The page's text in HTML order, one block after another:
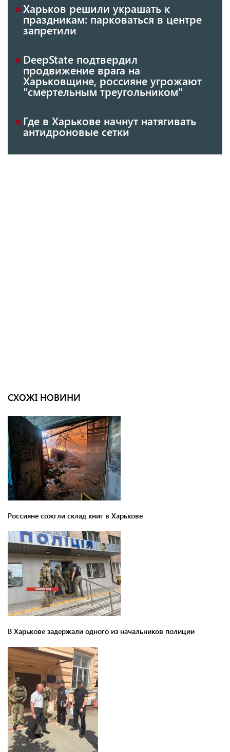
Харьков решили украшать к
праздникам: парковаться в центре
запретили
DeepState подтвердил
продвижение врага на
Харьковщине, россияне угрожают
"смертельным треугольником"
Где в Харькове начнут натягивать
антидроновые сетки
СХОЖІ НОВИНИ
Россияне сожгли склад книг в Харькове
В Харькове задержали одного из начальников полиции